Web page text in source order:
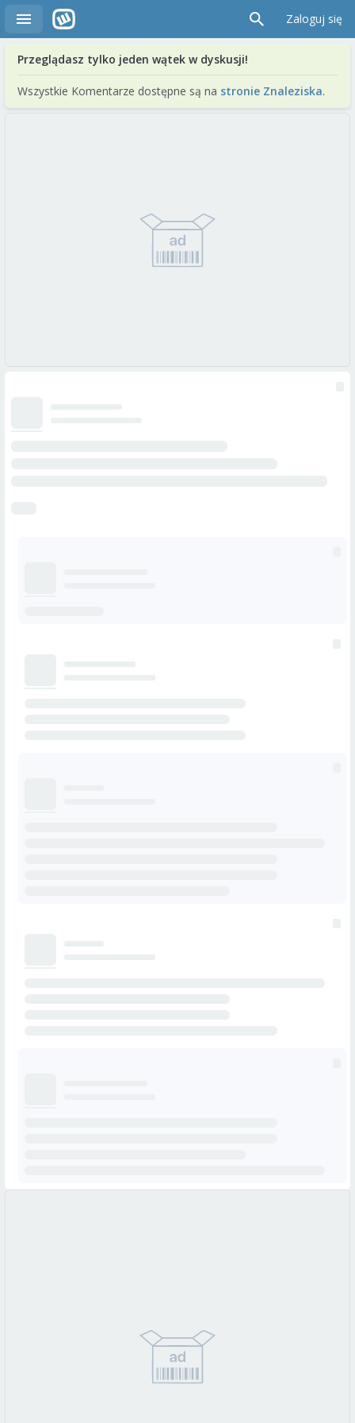
Zaloguj się
Przeglądasz tylko jeden wątek w dyskusji!
Wszystkie Komentarze dostępne są na stronie Znaleziska.